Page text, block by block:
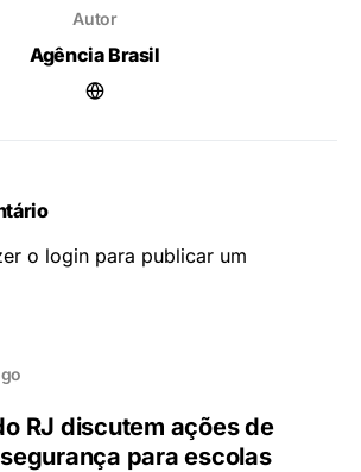
Autor
Agência Brasil
o login para publicar um
RJ discutem ações de
para escolas